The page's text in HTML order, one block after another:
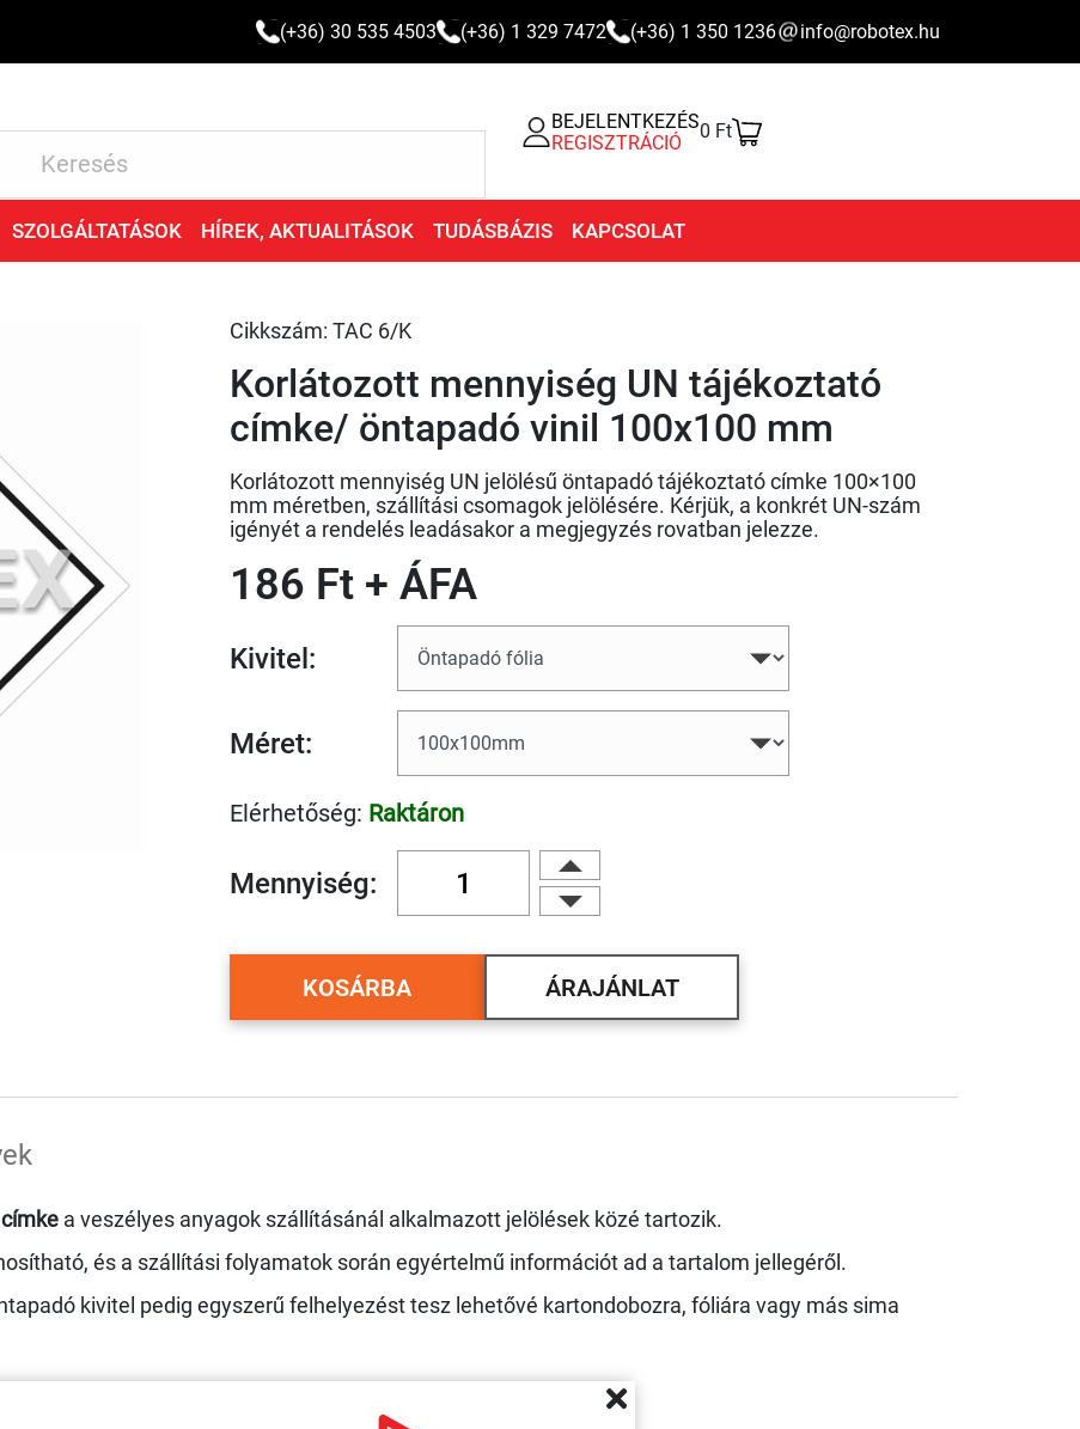
(+36) 30 535 4503 (+36) 1 329 7472 (+36) 1 350 1236 info@robotex.hu
BEJELENTKEZÉS
REGISZTRÁCIÓ
0 Ft
SZOLGÁLTATÁSOK HÍREK, AKTUALITÁSOK TUDÁSBÁZIS KAPCSOLAT
Cikkszám: TAC 6/K
Korlátozott mennyiség UN tájékoztató
címke/ öntapadó vinil 100x100 mm
Korlátozott mennyiség UN jelölésű öntapadó tájékoztató címke 100×100
mm méretben, szállítási csomagok jelölésére. Kérjük, a konkrét UN-szám
igényét a rendelés leadásakor a megjegyzés rovatban jelezze.
186 Ft + ÁFA
Kivitel:
Méret:
Elérhetőség: Raktáron
Mennyiség:
KOSÁRBA ÁRAJÁNLAT
a veszélyes anyagok szállításánál alkalmazott jelölések közé tartozik.
és a szállítási folyamatok során egyértelmű információt ad a tartalom jellegéről.
kivitel pedig egyszerű felhelyezést tesz lehetővé kartondobozra, fóliára vagy más sima